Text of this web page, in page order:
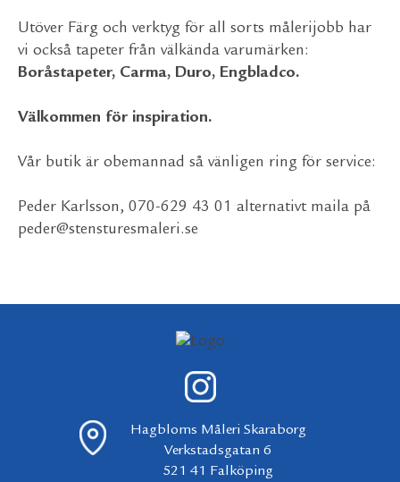
Utöver Färg och verktyg för all sorts målerijobb har
vi också tapeter från välkända varumärken:
Boråstapeter, Carma, Duro, Engbladco.
Välkommen för inspiration.
Vår butik är obemannad så vänligen ring för service:
Peder Karlsson, 070-629 43 01 alternativt maila på
peder@stensturesmaleri.se
Hagbloms Måleri Skaraborg
Verkstadsgatan 6
521 41 Falköping